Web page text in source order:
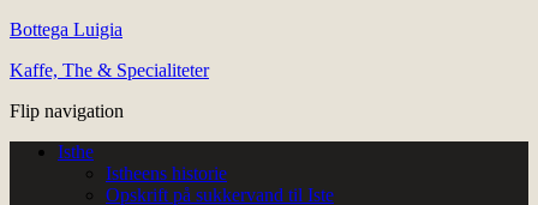
Bottega Luigia
Kaffe, The & Specialiteter
Flip navigation
Isthe
Istheens historie
Opskrift på sukkervand til Iste